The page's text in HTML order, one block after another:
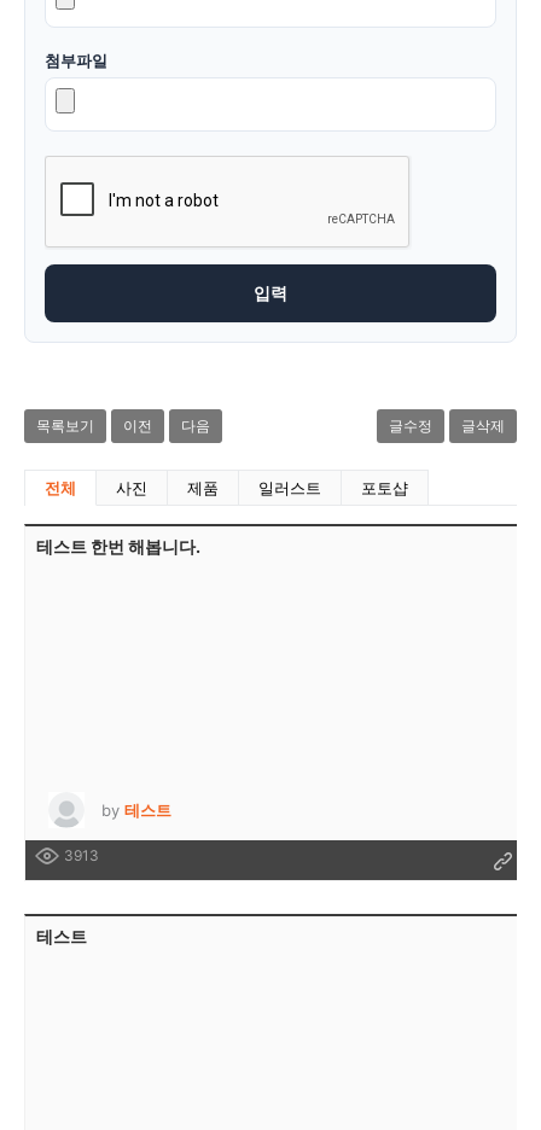
첨부파일
목록보기 이전 다음 글수정 글삭제
전체 사진 제품 일러스트 포토샵
테스트 한번 해봅니다.
by 테스트
3913
테스트